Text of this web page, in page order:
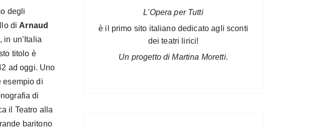
degli
di Arnaud
un’Italia
titolo è
ad oggi. Uno
esempio di
di
il Teatro alla
baritono
L'Opera per Tutti
è il primo sito italiano dedicato agli sconti
dei teatri lirici!
Un progetto di Martina Moretti.